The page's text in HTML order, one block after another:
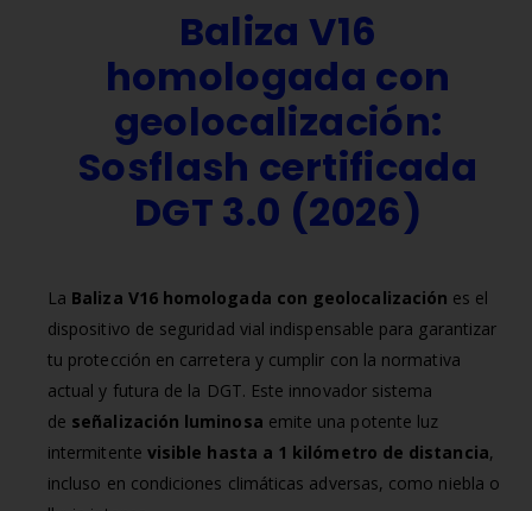
Baliza V16
homologada con
geolocalización:
Sosflash certificada
DGT 3.0 (2026)
La Baliza V16 homologada con geolocalización es el
dispositivo de seguridad vial indispensable para garantizar
tu protección en carretera y cumplir con la normativa
actual y futura de la DGT. Este innovador sistema
de señalización luminosa emite una potente luz
intermitente visible hasta a 1 kilómetro de distancia,
incluso en condiciones climáticas adversas, como niebla o